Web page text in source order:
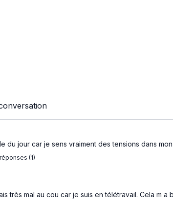
du jour car je sens vraiment des tensions dans
(1)
très mal au cou car je suis en télétravail. Cela m a